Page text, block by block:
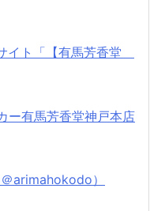
イト「【有馬芳香堂
ー有馬芳香堂神戸本店
arimahokodo）